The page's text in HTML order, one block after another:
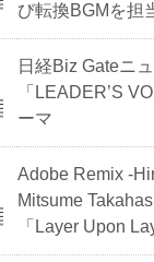
び転換BGMを担
日経Biz Gateニ
「LEADER’S
ーマ
Adobe Remix -
Mitsume
「Layer Upon